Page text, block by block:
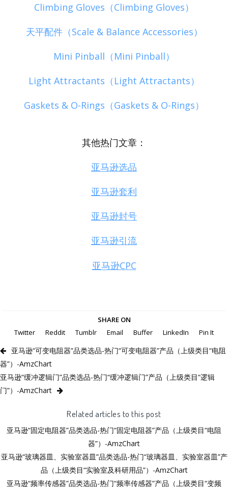
Climbing Gloves（Climbing Gloves）
天平配件（Scale & Balance Accessories）
Mini Pinball（Mini Pinball）
Light Attractants（Light Attractants）
Gaskets & O-Rings（Gaskets & O-Rings）
其他热门文章：
亚马逊选品
亚马逊套利
亚马逊封号
亚马逊引流
亚马逊CPC
SHARE ON
Twitter
Reddit Tumblr Email Buffer LinkedIn Pin It
亚马逊“可变电阻器”品类选品-热门“可变电阻器”产品（上级类目“电阻
器”）-AmzChart
亚马逊“缓冲逻辑门”品类选品-热门“缓冲逻辑门”产品（上级类目“逻辑
门”）-AmzChart
Related articles to this post
亚马逊“固定电阻器”品类选品-热门“固定电阻器”产品（上级类目“电阻
器”）-AmzChart
亚马逊“玻璃器皿、实验室器皿”品类选品-热门“玻璃器皿、实验室器皿”产
品（上级类目“实验室及科研用品”）-AmzChart
亚马逊“频率传感器”品类选品-热门“频率传感器”产品（上级类目“变频